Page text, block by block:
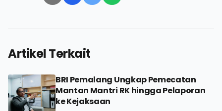
Artikel Terkait
BRI Pemalang Ungkap Pemecatan
Mantan Mantri RK hingga Pelaporan
ke Kejaksaan